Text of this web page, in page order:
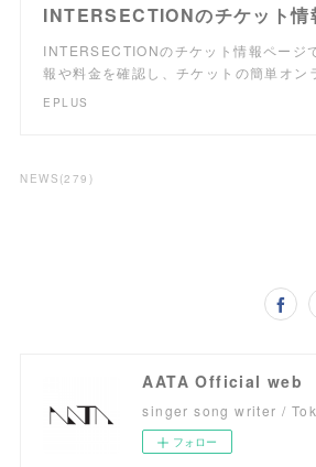
INTERSECTIONのチケット情
INTERSECTIONのチケット情報ページ
報や料金を確認し、チケットの簡単オン
EPLUS
NEWS (279 )
AATA Official web
singer song writer /
フォロー